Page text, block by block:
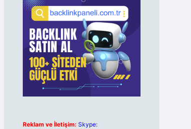
Reklam ve İletişim: Skype: